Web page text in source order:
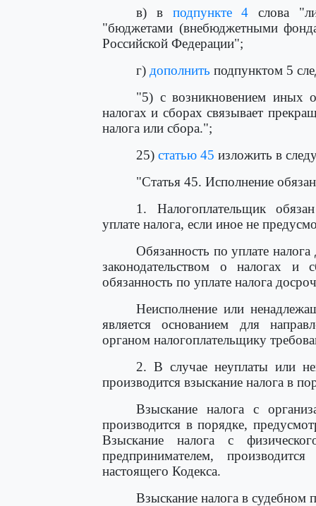
в) в подпункте 4 слова
"бюджетами (внебюджетными
Российской Федерации";
г) дополнить подпунктом 5
"5) с возникновением иных
налогах и сборах связывает
налога или сбора.";
25) статью 45 изложить в
"Статья 45. Исполнение
1. Налогоплательщик
уплате налога, если иное не
Обязанность по уплате
законодательством о налогах и
обязанность по уплате налога
Неисполнение или
является основанием для
органом налогоплательщику
2. В случае неуплаты или
производится взыскание налога в
Взыскание налога с
производится в порядке,
Взыскание налога с
предпринимателем,
настоящего Кодекса.
Взыскание налога в судебном